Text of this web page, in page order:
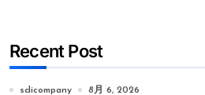
Recent Post
sdicompany 8月 6, 2026